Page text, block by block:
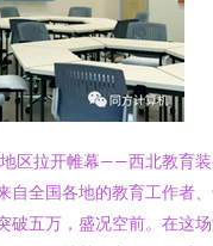
区拉开帷幕——西北教育
自全国各地的教育工作者
破五万，盛况空前。在这